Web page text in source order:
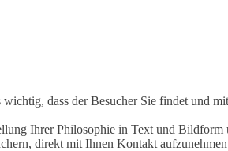
dass der Besucher Sie findet und
Ihrer Philosophie in Text und
direkt mit Ihnen Kontakt